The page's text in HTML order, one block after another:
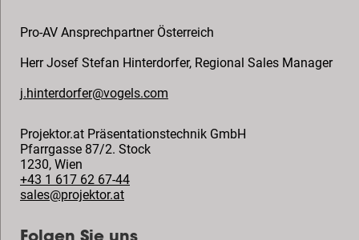
Pro-AV Ansprechpartner Österreich
Herr Josef Stefan Hinterdorfer, Regional Sales Manager
j.hinterdorfer@vogels.com
Projektor.at Präsentationstechnik GmbH
Pfarrgasse 87/2. Stock
1230, Wien
+43 1 617 62 67-44
sales@projektor.at